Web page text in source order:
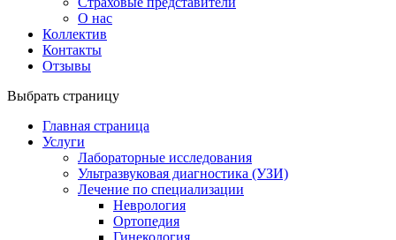
О нас
Коллектив
Контакты
Отзывы
Выбрать страницу
Главная страница
Услуги
Лабораторные исследования
Ультразвуковая диагностика (УЗИ)
Лечение по специализации
Неврология
Ортопедия
Гинекология